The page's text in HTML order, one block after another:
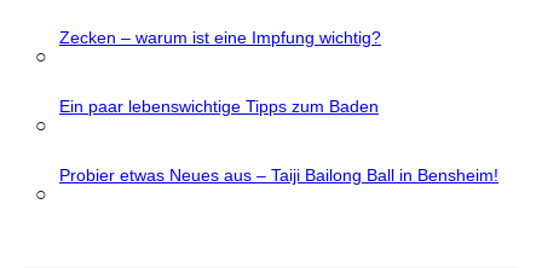
○
Zecken – warum ist eine Impfung wichtig?
○
Ein paar lebenswichtige Tipps zum Baden
○
Probier etwas Neues aus – Taiji Bailong Ball in Bensheim!